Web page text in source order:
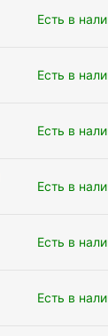
Есть в
Есть в
Есть в
Есть в
Есть в
Есть в